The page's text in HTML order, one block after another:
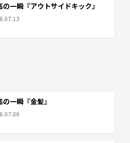
の一瞬『アウトサイドキック』
の一瞬『金髪』